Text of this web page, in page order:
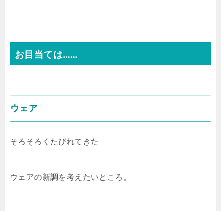
お目当ては……
ウェア
そろそろくたびれてきた
ウェアの新調を考えたいところ。